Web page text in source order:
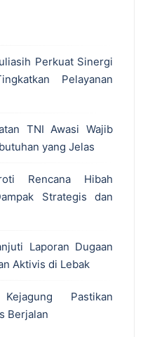
Perkuat Sinergi
Pelayanan
TNI Awasi Wajib
yang Jelas
Rencana Hibah
Strategis dan
Laporan Dugaan
Aktivis di Lebak
Pastikan
Berjalan